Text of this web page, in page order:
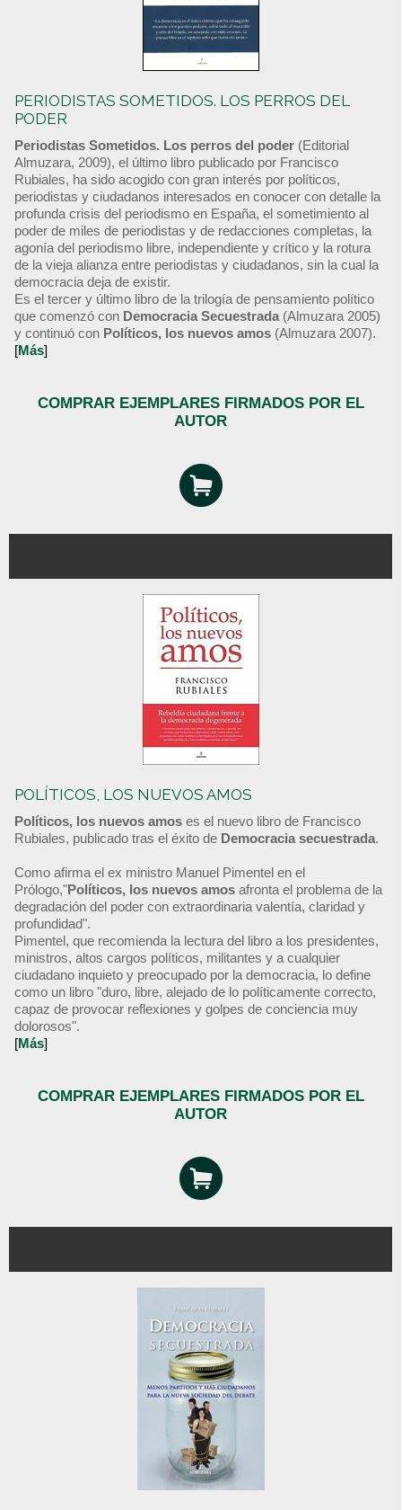
PERIODISTAS SOMETIDOS. LOS PERROS DEL
PODER
Periodistas Sometidos. Los perros del poder (Editorial
Almuzara, 2009), el último libro publicado por Francisco
Rubiales, ha sido acogido con gran interés por políticos,
periodistas y ciudadanos interesados en conocer con detalle la
profunda crisis del periodismo en España, el sometimiento al
poder de miles de periodistas y de redacciones completas, la
agonía del periodismo libre, independiente y crítico y la rotura
de la vieja alianza entre periodistas y ciudadanos, sin la cual la
democracia deja de existir.
Es el tercer y último libro de la trilogía de pensamiento político
que comenzó con Democracia Secuestrada (Almuzara 2005)
y continuó con Políticos, los nuevos amos (Almuzara 2007).
[Más]
COMPRAR EJEMPLARES FIRMADOS POR EL
AUTOR
POLÍTICOS, LOS NUEVOS AMOS
Políticos, los nuevos amos es el nuevo libro de Francisco
Rubiales, publicado tras el éxito de Democracia secuestrada.
Como afirma el ex ministro Manuel Pimentel en el
Prólogo,"Políticos, los nuevos amos afronta el problema de la
degradación del poder con extraordinaria valentía, claridad y
profundidad".
Pimentel, que recomienda la lectura del libro a los presidentes,
ministros, altos cargos políticos, militantes y a cualquier
ciudadano inquieto y preocupado por la democracia, lo define
como un libro "duro, libre, alejado de lo políticamente correcto,
capaz de provocar reflexiones y golpes de conciencia muy
dolorosos".
[Más]
COMPRAR EJEMPLARES FIRMADOS POR EL
AUTOR